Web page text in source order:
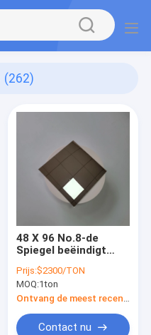
(262)
48 X 96 No.8-de
Spiegel beëindigt
Astm A240
Prijs:$2300/TON
MOQ:1ton
Contact nu